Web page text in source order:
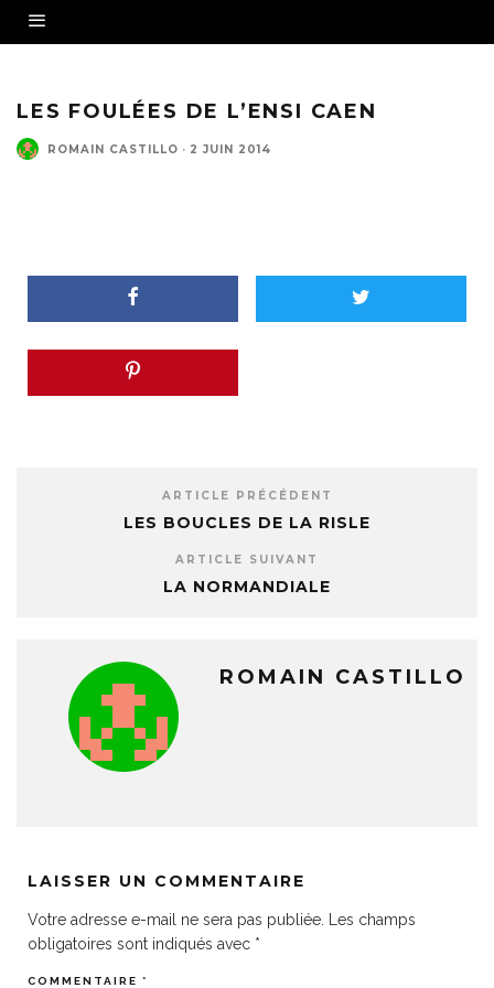
LES FOULÉES DE L’ENSI CAEN
ROMAIN CASTILLO · 2 JUIN 2014
ARTICLE PRÉCÉDENT
LES BOUCLES DE LA RISLE
ARTICLE SUIVANT
LA NORMANDIALE
ROMAIN CASTILLO
LAISSER UN COMMENTAIRE
Votre adresse e-mail ne sera pas publiée.
Les champs
obligatoires sont indiqués avec *
COMMENTAIRE *